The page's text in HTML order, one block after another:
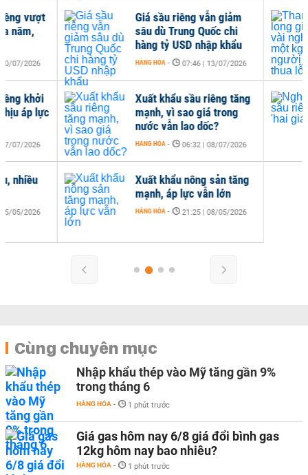
Giá sầu riêng vẫn giảm
sâu dù Trung Quốc chi
hàng tỷ USD nhập khẩu
HÀNG HÓA - 07:46 | 13/07/2026
Xuất khẩu sầu riêng tăng
mạnh, vì sao giá trong
nước vẫn lao dốc?
HÀNG HÓA - 06:32 | 08/07/2026
HÀNG
giá'
Xuất khẩu nông sản tăng
mạnh, áp lực vẫn lớn
HÀNG HÓA 21:25 | 08/05/2026
Cùng chuyên mục
Nhập khẩu thép vào Mỹ tăng gần 9%
trong tháng 6
HÀNG HÓA - 1 phút trước
Giá gas hôm nay 6/8 giá đổi bình gas
12kg hôm nay bao nhiêu?
HÀNG HÓA - 1 phút trước